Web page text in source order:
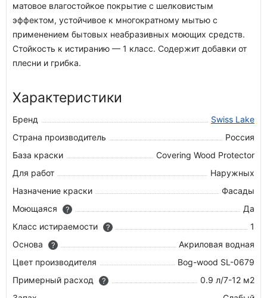
матовое влагостойкое покрытие с шелковистым
эффектом, устойчивое к многократному мытью с
применением бытовых неабразивных моющих средств.
Стойкость к истиранию — 1 класс. Содержит добавки от
плесни и грибка.
Характеристики
Бренд
Swiss Lake
Страна производитель
Россия
База краски
Covering Wood Protector
Для работ
Наружных
Назначение краски
Фасады
Моющаяся
?
Да
Класс истираемости
?
1
Основа
?
Акриловая водная
Цвет производителя
Bog-wood SL-0679
Примерный расход
?
0.9 л/7-12 м2